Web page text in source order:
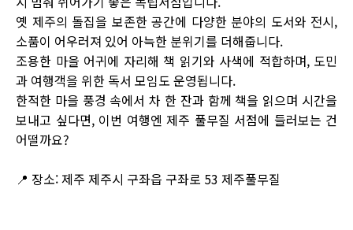
옛 제주의 돌집을 보존한 공간에 다양한 분야의 도서와 전시,
소품이 어우러져 있어 아늑한 분위기를 더해줍니다.
조용한 마을 어귀에 자리해 책 읽기와 사색에 적합하며, 도민
과 여행객을 위한 독서 모임도 운영됩니다.
한적한 마을 풍경 속에서 차 한 잔과 함께 책을 읽으며 시간을
보내고 싶다면, 이번 여행엔 제주 풀무질 서점에 들러보는 건
어떨까요?
📍 장소: 제주 제주시 구좌읍 구좌로 53 제주풀무질